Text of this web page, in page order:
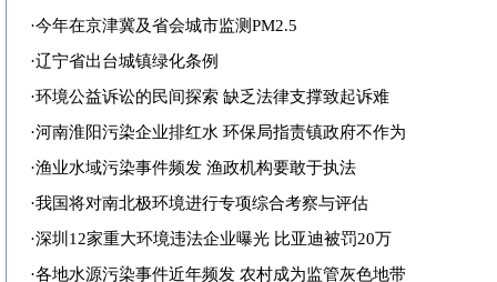
·今年在京津冀及省会城市监测PM2.5
·辽宁省出台城镇绿化条例
·环境公益诉讼的民间探索 缺乏法律支撑致起诉难
·河南淮阳污染企业排红水 环保局指责镇政府不作为
·渔业水域污染事件频发 渔政机构要敢于执法
·我国将对南北极环境进行专项综合考察与评估
·深圳12家重大环境违法企业曝光 比亚迪被罚20万
·各地水源污染事件近年频发 农村成为监管灰色地带